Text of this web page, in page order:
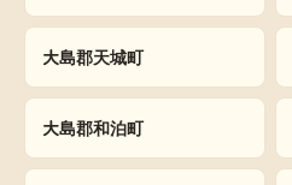
大島郡天城町
大島郡和泊町